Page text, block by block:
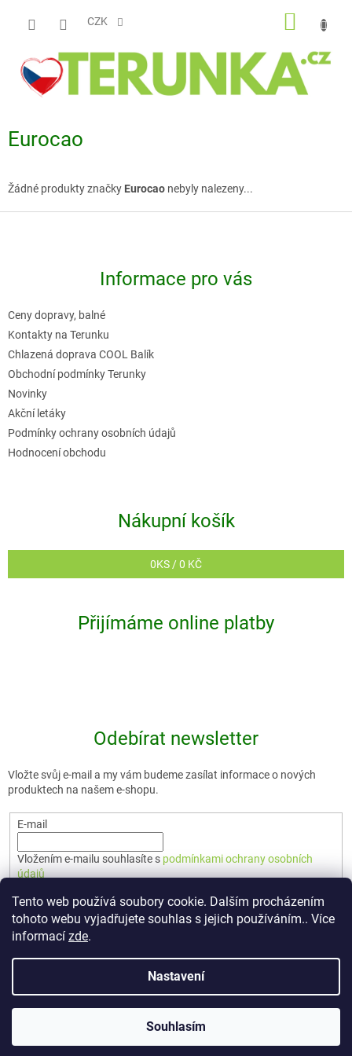
Tento web používá soubory cookie. Dalším procházením
tohoto webu vyjadřujete souhlas s jejich používáním.. Více
informací zde.
Nastavení
Souhlasím
CZK
Eurocao
Žádné produkty značky Eurocao nebyly nalezeny...
Informace pro vás
Ceny dopravy, balné
Kontakty na Terunku
Chlazená doprava COOL Balík
Obchodní podmínky Terunky
Novinky
Akční letáky
Podmínky ochrany osobních údajů
Hodnocení obchodu
Nákupní košík
0KS /0 KČ
Přijímáme online platby
Odebírat newsletter
Vložte svůj e-mail a my vám budeme zasílat informace o nových
produktech na našem e-shopu.
E-mail
Vložením e-mailu souhlasíte s podmínkami ochrany osobních
údajů
PŘIHLÁSIT SE
Vytvořil Shoptet Premium
🇨🇿 TERUNKA. Všechna práva vyhrazena.